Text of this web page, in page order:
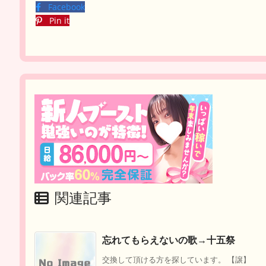
Facebook
Pin it
関連記事
忘れてもらえないの歌→十五祭
交換して頂ける方を探しています。